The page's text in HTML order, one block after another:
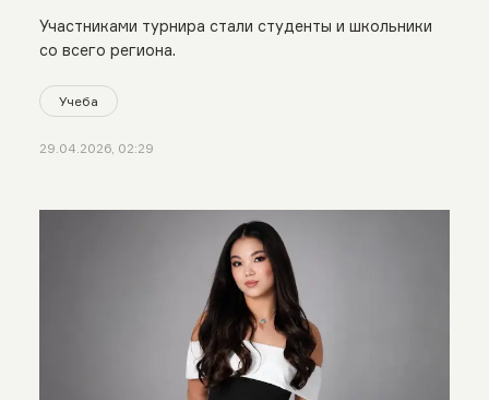
Участниками турнира стали студенты и школьники
со всего региона.
Учеба
29.04.2026, 02:29